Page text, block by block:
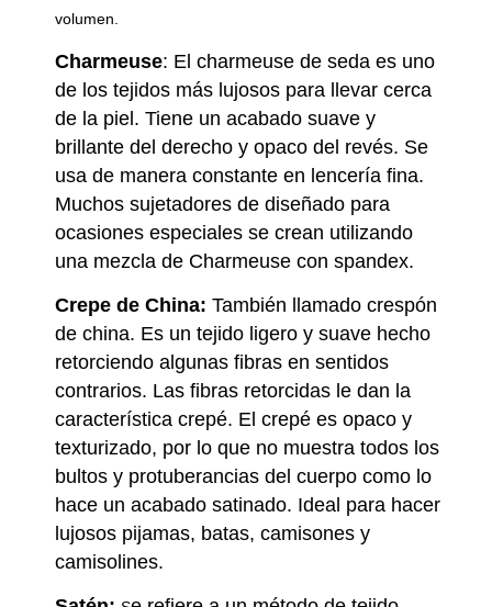
volumen.
Charmeuse: El charmeuse de seda es uno
de los tejidos más lujosos para llevar cerca
de la piel. Tiene un acabado suave y
brillante del derecho y opaco del revés. Se
usa de manera constante en lencería fina.
Muchos sujetadores de diseñado para
ocasiones especiales se crean utilizando
una mezcla de Charmeuse con spandex.
Crepe de China: También llamado crespón
de china. Es un tejido ligero y suave hecho
retorciendo algunas fibras en sentidos
contrarios. Las fibras retorcidas le dan la
característica crepé. El crepé es opaco y
texturizado, por lo que no muestra todos los
bultos y protuberancias del cuerpo como lo
hace un acabado satinado. Ideal para hacer
lujosos pijamas, batas, camisones y
camisolines.